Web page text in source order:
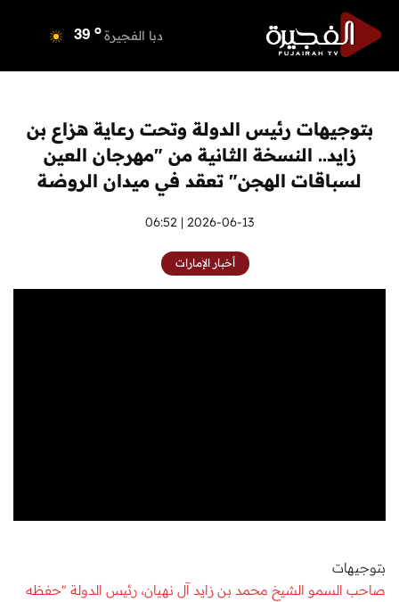
دبا الفجيرة 39 o
أم القيوين o
راس الخيمةo
الفجيرة 38 o
بتوجيهات رئيس الدولة وتحت رعاية هزاع بن
زايد.. النسخة الثانية من "مهرجان العين
لسباقات الهجن" تعقد في ميدان الروضة
2026-06-13 | 06:52
أخبار الإمارات
بتوجيهات
صاحب السمو الشيخ محمد بن زايد آل نهيان، رئيس الدولة "حفظه